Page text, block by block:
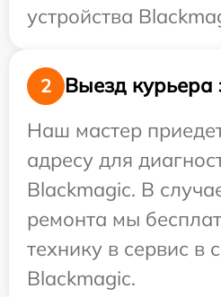
устройства
2
Выезд курьера
Наш мастер
адресу для
Blackmagic. В
ремонта мы
технику в сервис в
Blackmagic.